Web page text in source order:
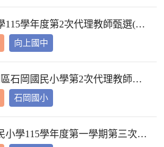
臺中市立向上國民中學115學年度第2次代理教師甄選(一次公告分次招考)第4次招考公告
向上國中
115學年度臺中市石岡區石岡國民小學第2次代理教師甄選(一次公告分次招考) 第12次招考結果公告，並續辦第13次招考
石岡國小
臺中市神岡區岸裡國民小學115學年度第一學期第三次代理教師甄選第10次招考結果